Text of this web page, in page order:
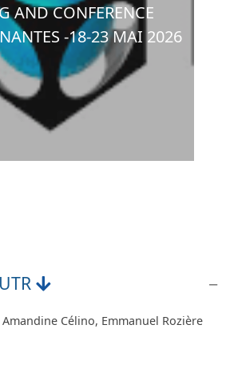
AND CONFERENCE
-18-23 MAI 2026
Amandine Célino, Emmanuel Rozière